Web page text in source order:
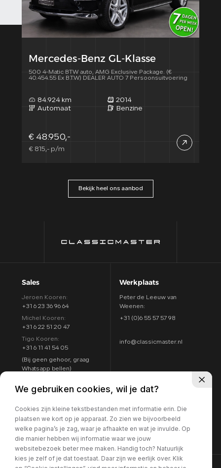
Mercedes-Benz GL-Klasse
500 4-Matic BTW auto, AMG Exclusive Package. (€
40.454.55 Ex B.T.W) DEALER AUTO 7 Persoonsuitvoering
84.924 km
2014
Automaat
Benzine
€ 48.950,-
€ 815,- p/m
Bekijk heel ons aanbod
Sales
Jeroen Kooren:
+31 6 23 36 96 64
Michel Kooren:
+31 6 22 51 20 47
Tigo Kooren:
+31 6 11 41 54 05
(Bij geen gehoor, graag
Whatsapp bellen)
Werkplaats
Peter de Leeuw van
Weenen:
+31 (0)6 55 57 57 98
info@classicmaster.nl
Argon 25
Routebeschrijving
8:00 - 17:00
7 dagen per week
geopend
We gebruiken cookies, wil je dat?
Cookies zijn kleine tekstbestanden met informatie erin. Die
plaatsen we kort op je apparaat. Zo zien we bijvoorbeeld
welke pagina’s je zag, waar je afhaakte en wat je invulde. Op
die manier hebben wij informatie waar we jouw
websitebezoek beter mee maken. Handig toch? Natuurlijk
kies je zelf of je dat toestaat. Daar zijn we eerlijk over. Klik